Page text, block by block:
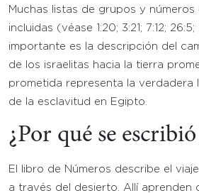
Muchas listas de grupos y números
incluidas (véase 1:20; 3:21; 7:12;
importante es la descripción del
de los israelitas hacia la tierra
prometida representa la verdadera
de la esclavitud en Egipto.
¿Por qué se
El libro de Números describe el
a través del desierto. Allí aprenden